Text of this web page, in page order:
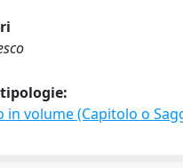
in volume (Capitolo o